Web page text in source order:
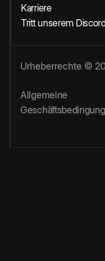
Karriere
Tritt unserem
Urheberrechte ©
Allgemeine